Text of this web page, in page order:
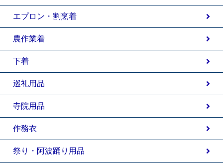
エプロン・割烹着
農作業着
下着
巡礼用品
寺院用品
作務衣
祭り・阿波踊り用品